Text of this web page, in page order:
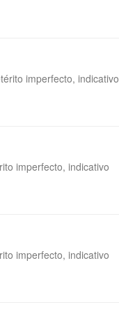
imperfecto, indicativo
imperfecto, indicativo
imperfecto, indicativo